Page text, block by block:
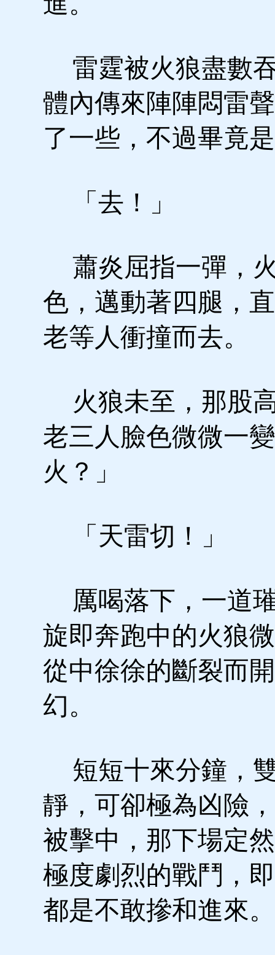
雷霆被火狼盡數
體內傳來陣陣悶雷
了一些，不過畢竟
「去！」
蕭炎屈指一彈，
色，邁動著四腿，
老等人衝撞而去。
火狼未至，那股
老三人臉色微微一
火？」
「天雷切！」
厲喝落下，一道
旋即奔跑中的火狼
從中徐徐的斷裂而
幻。
短短十來分鐘，
靜，可卻極為凶險
被擊中，那下場定
極度劇烈的戰鬥，
都是不敢摻和進來。